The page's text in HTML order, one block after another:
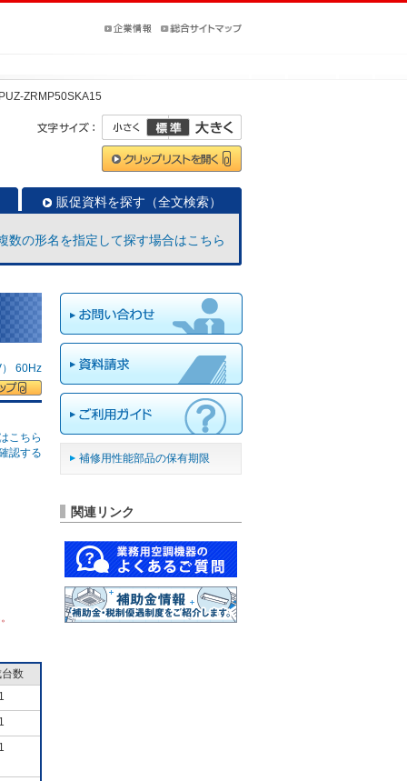
ZRMP50SKA15
販促資料を探す（全文検索）
数の形名を指定して探す場合はこちら
60Hz
こちら
認する
数
補修用性能部品の保有期限
関連リンク